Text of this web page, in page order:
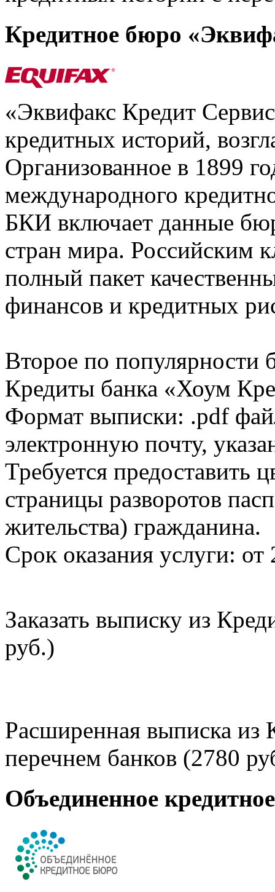
Кредитное бюро
«Эквифакс Кредит
кредитных историй,
Организованное в 1899
международного
БКИ включает данные
стран мира. Российским
полный пакет
финансов и кредитных
Второе по популярности
Кредиты банка «Хоум
Формат выписки: .pdf
электронную почту,
Требуется предоставить
страницы разворотов
жительства) гражданина.
Срок оказания услуги: от
Заказать выписку из
руб.)
Расширенная выписка из
перечнем банков (2780
Объединенное